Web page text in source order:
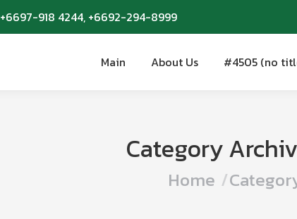
+6697-918 4244, +6692-294-8999
Main About Us #4505 (no
Category
You are here:
Home
+6697-918 4244, +6692-294-8999
Main About Us #4505 (no